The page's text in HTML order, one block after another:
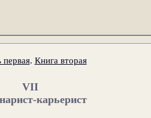
первая. Книга вторая
VII
карьерист